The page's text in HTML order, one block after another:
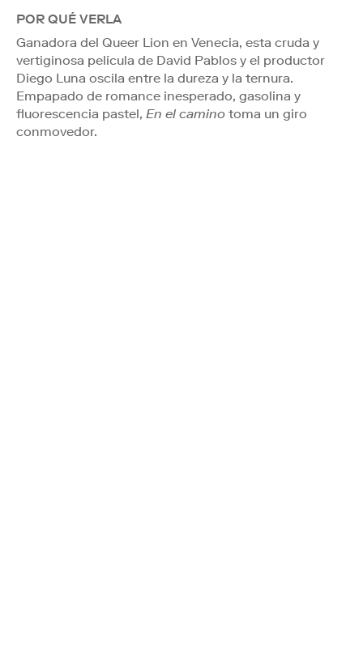
POR QUÉ VERLA
Ganadora del Queer Lion en Venecia, esta cruda y
vertiginosa película de David Pablos y el productor
Diego Luna oscila entre la dureza y la ternura.
Empapado de romance inesperado, gasolina y
fluorescencia pastel, En el camino toma un giro
conmovedor.